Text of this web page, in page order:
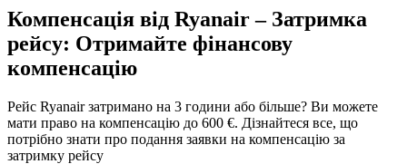
Компенсація від Ryanair – Затримка
рейсу: Отримайте фінансову
компенсацію
Рейс Ryanair затримано на 3 години або більше? Ви можете
мати право на компенсацію до 600 €. Дізнайтеся все, що
потрібно знати про подання заявки на компенсацію за
затримку рейсу